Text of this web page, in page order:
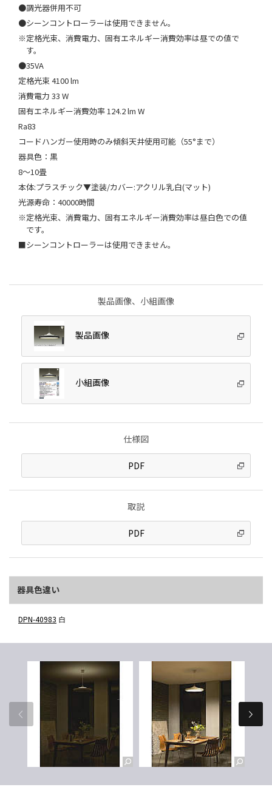
●調光器併用不可
●シーンコントローラーは使用できません。
※定格光束、消費電力、固有エネルギー消費効率は昼での値で
す。
●35VA
定格光束 4100 lm
消費電力 33 W
固有エネルギー消費効率 124.2 lm W
Ra83
コードハンガー使用時のみ傾斜天井使用可能（55°まで）
器具色：黒
8～10畳
本体:プラスチック▼塗装/カバー:アクリル乳白(マット)
光源寿命：40000時間
※定格光束、消費電力、固有エネルギー消費効率は昼白色での値
です。
■シーンコントローラーは使用できません。
製品画像、小組画像
製品画像
小組画像
仕様図
PDF
取説
PDF
器具色違い
DPN-40983 白